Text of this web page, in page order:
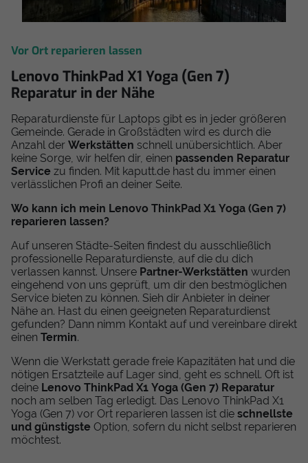
Vor Ort reparieren lassen
Lenovo ThinkPad X1 Yoga (Gen 7)
Reparatur in der Nähe
Reparaturdienste für Laptops gibt es in jeder größeren
Gemeinde. Gerade in Großstädten wird es durch die
Anzahl der Werkstätten schnell unübersichtlich. Aber
keine Sorge, wir helfen dir, einen passenden Reparatur
Service zu finden. Mit kaputt.de hast du immer einen
verlässlichen Profi an deiner Seite.
Wo kann ich mein Lenovo ThinkPad X1 Yoga (Gen 7)
reparieren lassen?
Auf unseren Städte-Seiten findest du ausschließlich
professionelle Reparaturdienste, auf die du dich
verlassen kannst. Unsere Partner-Werkstätten wurden
eingehend von uns geprüft, um dir den bestmöglichen
Service bieten zu können. Sieh dir Anbieter in deiner
Nähe an. Hast du einen geeigneten Reparaturdienst
gefunden? Dann nimm Kontakt auf und vereinbare direkt
einen Termin.
Wenn die Werkstatt gerade freie Kapazitäten hat und die
nötigen Ersatzteile auf Lager sind, geht es schnell. Oft ist
deine Lenovo ThinkPad X1 Yoga (Gen 7) Reparatur
noch am selben Tag erledigt. Das Lenovo ThinkPad X1
Yoga (Gen 7) vor Ort reparieren lassen ist die schnellste
und günstigste Option, sofern du nicht selbst reparieren
möchtest.